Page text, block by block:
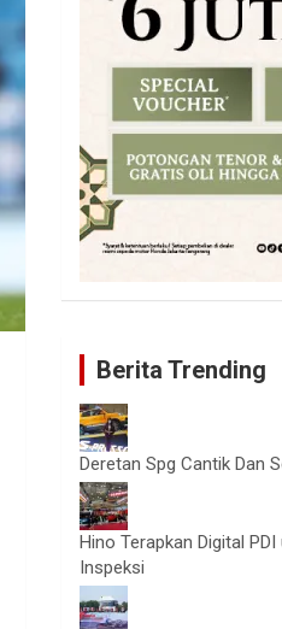
Berita Trending
Deretan Spg Cantik Dan
Hino Terapkan Digital
Inspeksi